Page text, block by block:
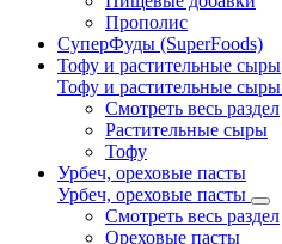
Прополис
СуперФуды (SuperFoods)
Тофу и растительные сыры
Тофу и растительные сыры
Смотреть весь раздел
Растительные сыры
Тофу
Урбеч, ореховые пасты
Урбеч, ореховые пасты
Смотреть весь раздел
Ореховые пасты